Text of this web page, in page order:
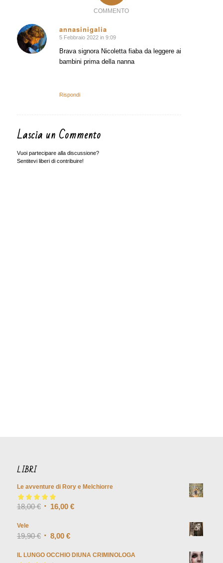
COMMENTO
annasinigalia
dice:
5 Febbraio 2022 in 9:09
Brava signora Nicoletta fiaba da leggere ai
bambini prima della nanna
Rispondi
Lascia un Commento
Vuoi partecipare alla discussione?
Sentitevi liberi di contribuire!
LIBRI
Le avventure di Rory e Melchiorre
Valutato5.00
su
18,00€ 16,00 €
Vele
19,90€ 8,00 €
IL LUNGO OCCHIO DIUNA CRIMINOLOGA